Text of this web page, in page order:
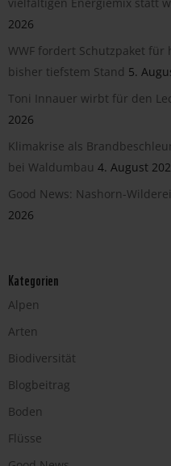
vielfältigen Energiemix statt
2026
WWF fordert Schutzpaket für
bisher tiefstem Stand 5.
Toni Innauer wirbt für den
2026
Klimakrise als
bei Waldumbau 4. August
Good News: Nashorn-
2026
Kategorien
Alpen
Arten
Biodiversität
Blogbeitrag
Boden
Flüsse